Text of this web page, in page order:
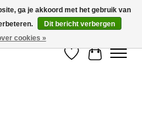
Verlanglijst
ga je akkoord met het gebruik van
Dit bericht verbergen
cookies »